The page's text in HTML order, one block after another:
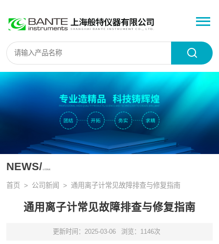
NEWS/ 公司新闻
首页 > 公司新闻 > 通用离子计常见故障排查与修复指南
通用离子计常见故障排查与修复指南
更新时间：2025-03-06 浏览：1146次